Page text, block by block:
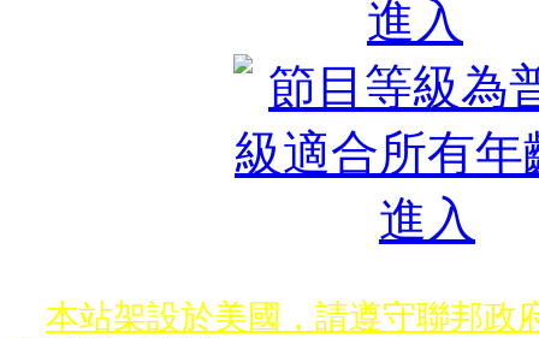
本站架設於美國，請遵守聯邦政